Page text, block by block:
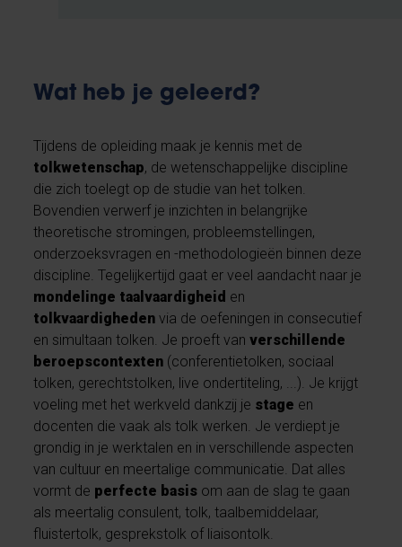
Wat heb je geleerd?
Tijdens de opleiding maak je kennis met de
tolkwetenschap, de wetenschappelijke discipline
die zich toelegt op de studie van het tolken.
Bovendien verwerf je inzichten in belangrijke
theoretische stromingen, probleemstellingen,
onderzoeksvragen en -methodologieën binnen deze
discipline. Tegelijkertijd gaat er veel aandacht naar je
mondelinge taalvaardigheid en
tolkvaardigheden via de oefeningen in consecutief
en simultaan tolken. Je proeft vanverschillende
beroepscontexten (conferentietolken, sociaal
tolken, gerechtstolken, live ondertiteling, ...). Je krijgt
voeling met het werkveld dankzij je stage en
docenten die vaak als tolk werken. Je verdiept je
grondig in je werktalen en in verschillende aspecten
van cultuur en meertalige communicatie. Dat alles
vormt de perfecte basis om aan de slag te gaan
als meertalig consulent, tolk, taalbemiddelaar,
fluistertolk, gesprekstolk of liaisontolk.